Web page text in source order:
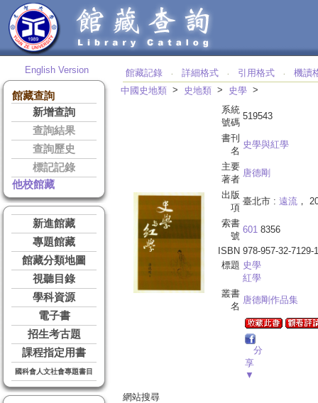
English Version
館藏查詢
新增查詢
查詢結果
查詢歷史
標記記錄
他校館藏
新進館藏
專題館藏
館藏分類地圖
視聽目錄
學科資源
電子書
招生考古題
課程指定用書
國科會人文社會專題書目
館藏記錄 ‧ 詳細格式 ‧ 引用格式 ‧
機讀
中國史地類 > 史地類 > 史學 >
系統
號碼
519543
書刊
名
史學與紅學
主要
著者
唐德剛
出版
項
臺北市 : 遠流 ，
索書
號
601 8356
ISBN 978-957-32-7129-1
標題 史學
紅學
叢書
名
唐德剛作品集
分
享
▼
網站搜尋